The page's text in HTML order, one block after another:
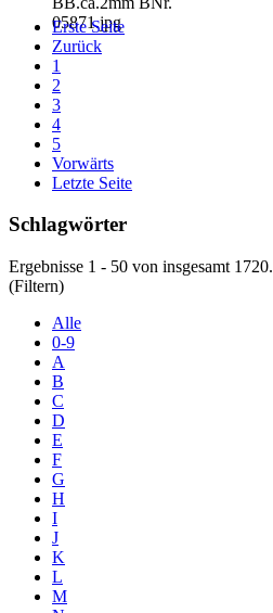
Erste Seite
Zurück
1
2
3
4
5
Vorwärts
Letzte Seite
Schlagwörter
Ergebnisse 1 - 50 von insgesamt 1720.
(Filtern)
Alle
0-9
A
B
C
D
E
F
G
H
I
J
K
L
M